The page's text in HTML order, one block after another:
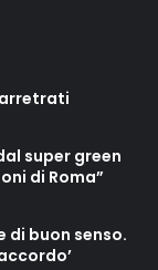
arretrati
super green
di Roma”
di buon senso.